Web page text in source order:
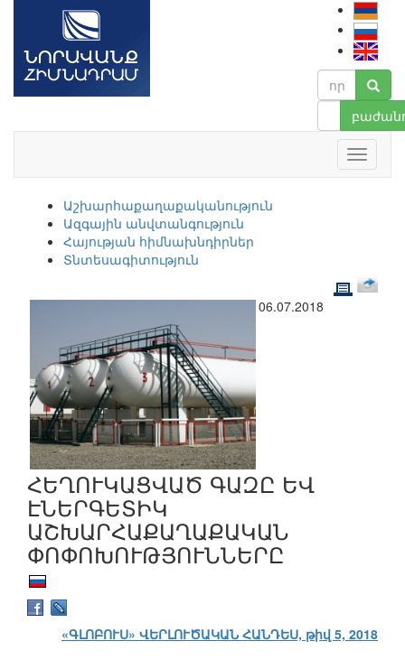
Աշխարհաքաղաքականություն
Ազգային անվտանգություն
Հայության հիմնախնդիրներ
Տնտեսագիտություն
06.07.2018
ՀԵՂՈՒԿԱՑՎԱԾ ԳԱԶԸ ԵՎ
ԷՆԵՐԳԵՏԻԿ
ԱՇԽԱՐՀԱՔԱՂԱՔԱԿԱՆ
ՓՈՓՈԽՈՒԹՅՈՒՆՆԵՐԸ
«ԳԼՈԲՈՒՍ» ՎԵՐԼՈՒԾԱԿԱՆ ՀԱՆԴԵՍ, թիվ 5, 2018